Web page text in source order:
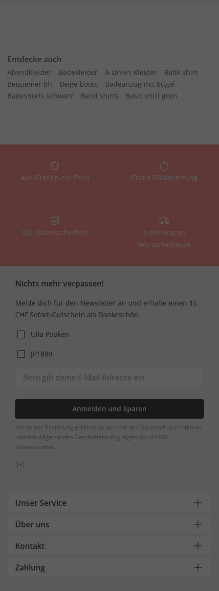
Entdecke auch
Abendkleider Badekleider A Linien Kleider
Batik shirt
Bequemer bh
Beige boots
Badeanzug mit bügel
Badeshorts schwarz
Band shirts Basic shirt grün
Alle Größen ein Preis Gratis Filiallieferung
SSL Datensicherheit
Lieferung an
Wunschadresse
Nichts mehr verpassen!
Melde dich für den Newsletter an und erhalte einen 15
CHF Sofort-Gutschein als Dankeschön
Ulla Popken
JP1880
Anmelden und Sparen
Mit deiner Bestellung erklärst du dich mit den Datenschutzrichtlinien
und den Allgemeinen Geschäftsbedingungen von JP1880
einverstanden.
[+]
Unser Service
Über uns
Kontakt
Zahlung